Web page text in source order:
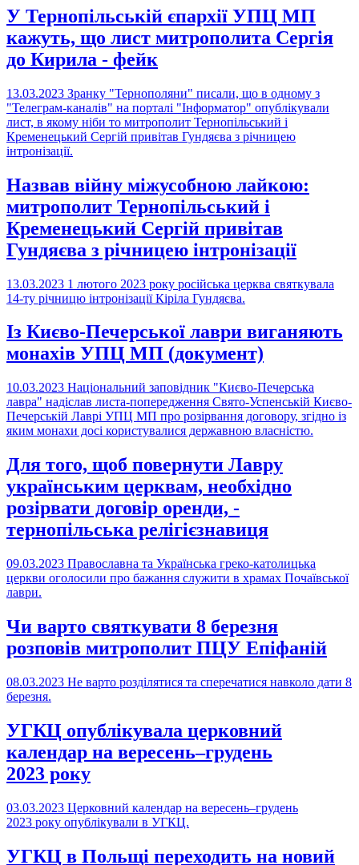
У Тернопільській єпархії УПЦ МП
кажуть, що лист митрополита Сергія
до Кирила - фейк
13.03.2023 Зранку "Тернополяни" писали, що в одному з
"Телеграм-каналів" на порталі "Інформатор" опублікували
лист, в якому ніби то митрополит Тернопільський і
Кременецький Сергій привітав Гундяєва з річницею
інтронізації.
Назвав війну міжусобною лайкою:
митрополит Тернопільський і
Кременецький Сергій привітав
Гундяєва з річницею інтронізації
13.03.2023 1 лютого 2023 року російська церква святкувала
14-ту річницю інтронізації Кіріла Гундяєва.
Із Києво-Печерської лаври виганяють
монахів УПЦ МП (документ)
10.03.2023 Національний заповідник "Києво-Печерська
лавра" надіслав листа-попередження Свято-Успенській Києво-
Печерській Лаврі УПЦ МП про розірвання договору, згідно із
яким монахи досі користувалися державною власністю.
Для того, щоб повернути Лавру
українським церквам, необхідно
розірвати договір оренди, -
тернопільська релігієзнавиця
09.03.2023 Православна та Українська греко-католицька
церкви оголосили про бажання служити в храмах Почаївської
лаври.
Чи варто святкувати 8 березня
розповів митрополит ПЦУ Епіфаній
08.03.2023 Не варто розділятися та сперечатися навколо дати 8
березня.
УГКЦ опублікувала церковний
календар на вересень–грудень
2023 року
03.03.2023 Церковний календар на вересень–грудень
2023 року опублікували в УГКЦ.
УГКЦ в Польщі переходить на новий